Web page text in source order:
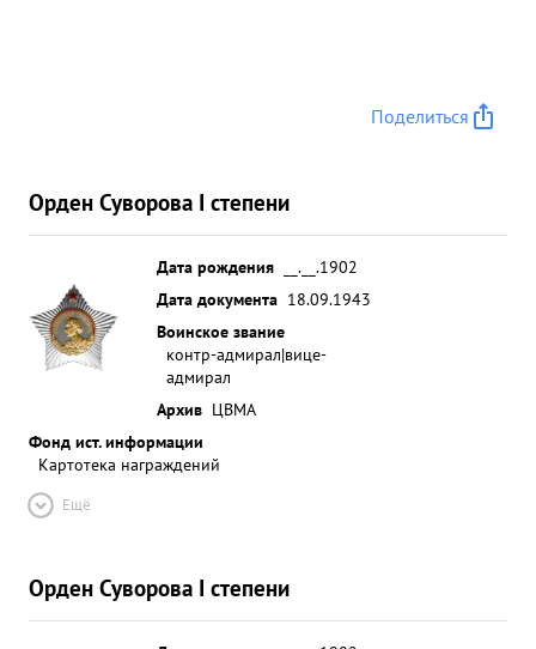
Поделиться
Орден Суворова I степени
Дата рождения
__.__.1902
Дата документа 18.09.1943
Воинское звание
контр-адмирал|вице-
адмирал
Архив ЦВМА
Фонд ист. информации
Картотека награждений
Ещё
Орден Суворова I степени